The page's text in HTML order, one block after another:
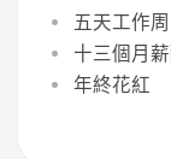
五天工作周
十三個月
年終花紅